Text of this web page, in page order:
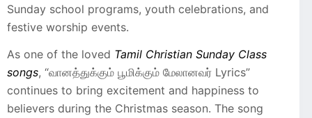
Sunday school programs, youth celebrations, and
festive worship events.
As one of the loved Tamil Christian Sunday Class
songs, “வானத்துக்கும் பூமிக்கும் மேலானவர் Lyrics”
continues to bring excitement and happiness to
believers during the Christmas season. The song